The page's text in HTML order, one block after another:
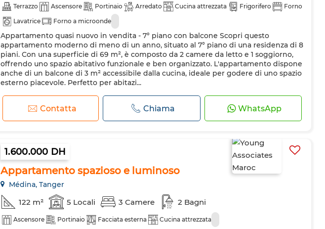
Terrazzo Ascensore Portinaio Arredato Cucina attrezzata Frigorifero
Forno
Lavatrice
Forno a microonde
Appartamento quasi nuovo in vendita - 7° piano con balcone Scopri questo
appartamento moderno di meno di un anno, situato al 7° piano di una residenza di 8
piani. Con una superficie di 69 m², è composto da 2 camere da letto e 1 soggiorno,
offrendo uno spazio abitativo funzionale e ben organizzato. L'appartamento dispone
anche di un balcone di 3 m² accessibile dalla cucina, ideale per godere di uno spazio
esterno piacevole. Perfetto per abitazi...
Contatta Chiama WhatsApp
1.600.000 DH
Appartamento spazioso e luminoso
Médina, Tanger
122 m² 5 Locali 3 Camere 2 Bagni
Ascensore Portinaio Facciata esterna Cucina attrezzata